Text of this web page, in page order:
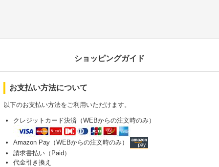
ショッピングガイド
お支払い方法について
以下のお支払い方法をご利用いただけます。
クレジットカード決済（WEBからの注文時のみ）
Amazon Pay（WEBからの注文時のみ）
請求書払い（Paid）
代金引き換え